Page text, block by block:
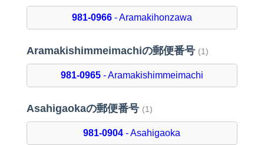
981-0966- Aramakihonzawa
Aramakishimmeimachiの郵便番号 (1)
981-0965- Aramakishimmeimachi
Asahigaokaの郵便番号 (1)
981-0904 - Asahigaoka